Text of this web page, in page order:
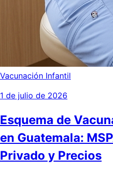
Vacunación Infantil
1 de julio de 2026
Esquema de
en Guatemala:
Privado y Precios